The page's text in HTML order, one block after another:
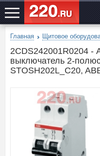
ЭЛЕКТРОСАЙТ№1
Главная Щитовое
2CDS242001R0204 -
выключатель 2-
STOSH202L_C20,